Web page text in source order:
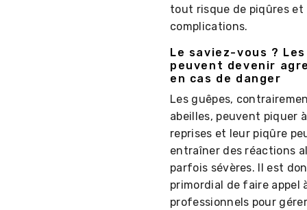
tout risque de piqûres et
complications.
Le saviez-vous ?
peuvent devenir
en cas de danger
Les guêpes,
abeilles, peuvent piquer
reprises et leur piqûre
entraîner des réactions
parfois sévères. Il est
primordial de faire appel
professionnels pour